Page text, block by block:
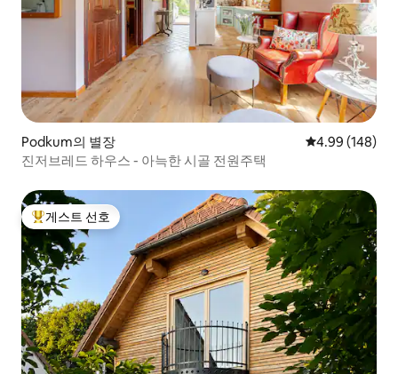
Podkum의 별장 평점 4.99점(5
4.99 (148)
진저브레드 하우스 - 아늑한 시골 전원주택
상위 게스트 선호
게스트 선호